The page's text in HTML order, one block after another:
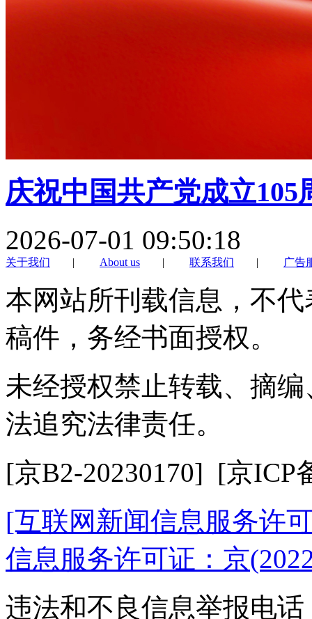
庆祝中国共产党成立105
2026-07-01 09:50:18
关于我们 | About us | 联系我们 | 广告
本网站所刊载信息，不
稿件，务经书面授权。
未经授权禁止转载、摘
法追究法律责任。
[京B2-20230170] [京ICP
[互联网新闻信息服务许
信息服务许可证：京
违法和不良信息举报电话